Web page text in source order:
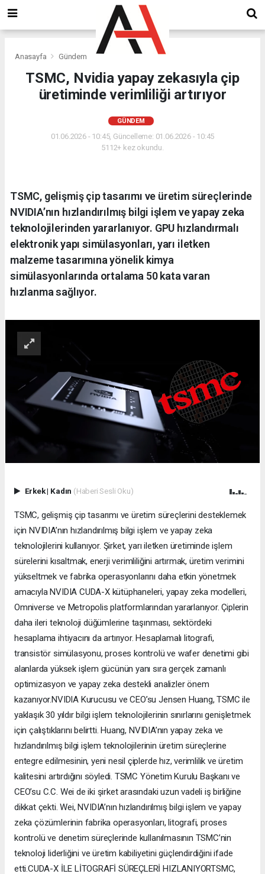
Anasayfa Gündem
TSMC, Nvidia yapay zekasıyla çip
üretiminde verimliliği artırıyor
GÜNDEM
01.06.2026 - 10:45, Güncelleme: 01.06.2026 - 10:45
5112+ kez okundu.
TSMC, gelişmiş çip tasarımı ve üretim süreçlerinde
NVIDIA’nın hızlandırılmış bilgi işlem ve yapay zeka
teknolojilerinden yararlanıyor. GPU hızlandırmalı
elektronik yapı simülasyonları, yarı iletken
malzeme tasarımına yönelik kimya
simülasyonlarında ortalama 50 kata varan
hızlanma sağlıyor.
Erkek| Kadın (Haberi Sesli Oku)
TSMC, gelişmiş çip tasarımı ve üretim süreçlerini desteklemek
için NVIDIA’nın hızlandırılmış bilgi işlem ve yapay zeka
teknolojilerini kullanıyor. Şirket, yarı iletken üretiminde işlem
sürelerini kısaltmak, enerji verimliliğini artırmak, üretim verimini
yükseltmek ve fabrika operasyonlarını daha etkin yönetmek
amacıyla NVIDIA CUDA-X kütüphaneleri, yapay zeka modelleri,
Omniverse ve Metropolis platformlarından yararlanıyor. Çiplerin
daha ileri teknoloji düğümlerine taşınması, sektördeki
hesaplama ihtiyacını da artırıyor. Hesaplamalı litografi,
transistör simülasyonu, proses kontrolü ve wafer denetimi gibi
alanlarda yüksek işlem gücünün yanı sıra gerçek zamanlı
optimizasyon ve yapay zeka destekli analizler önem
kazanıyor.NVIDIA Kurucusu ve CEO’su Jensen Huang, TSMC ile
yaklaşık 30 yıldır bilgi işlem teknolojilerinin sınırlarını genişletmek
için çalıştıklarını belirtti. Huang, NVIDIA’nın yapay zeka ve
hızlandırılmış bilgi işlem teknolojilerinin üretim süreçlerine
entegre edilmesinin, yeni nesil çiplerde hız, verimlilik ve üretim
kalitesini artırdığını söyledi. TSMC Yönetim Kurulu Başkanı ve
CEO’su C.C. Wei de iki şirket arasındaki uzun vadeli iş birliğine
dikkat çekti. Wei, NVIDIA’nın hızlandırılmış bilgi işlem ve yapay
zeka çözümlerinin fabrika operasyonları, litografi, proses
kontrolü ve denetim süreçlerinde kullanılmasının TSMC’nin
teknoloji liderliğini ve üretim kabiliyetini güçlendirdiğini ifade
etti.CUDA-X İLE LİTOGRAFİ SÜREÇLERİ HIZLANIYORTSMC,